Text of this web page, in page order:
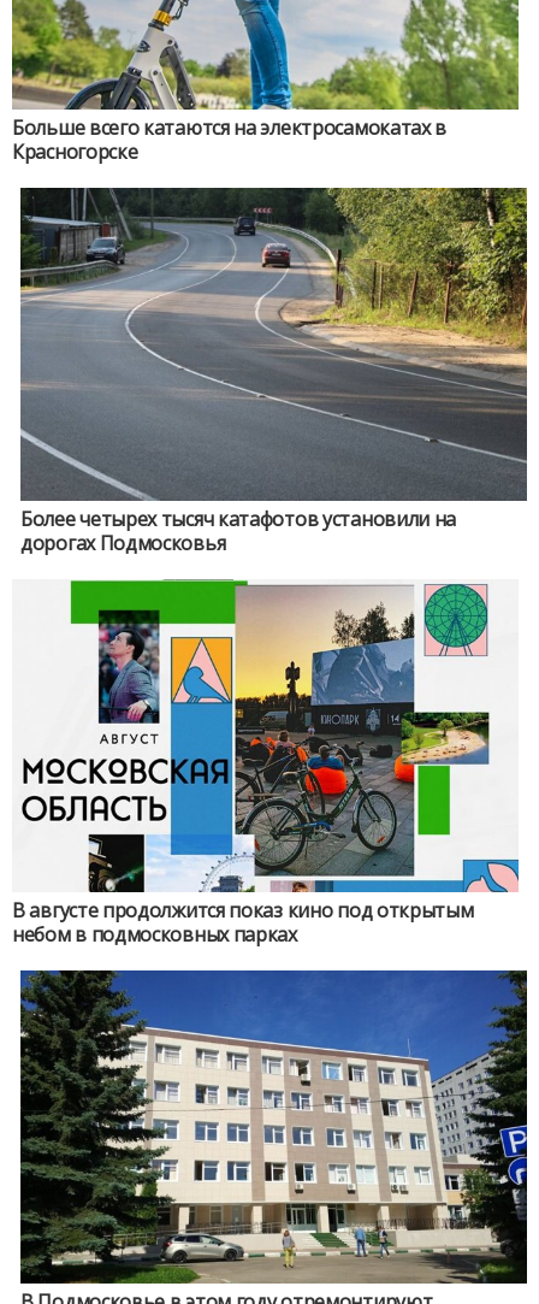
Больше всего катаются на электросамокатах в
Красногорске
Более четырех тысяч катафотов установили на
дорогах Подмосковья
В августе продолжится показ кино под открытым
небом в подмосковных парках